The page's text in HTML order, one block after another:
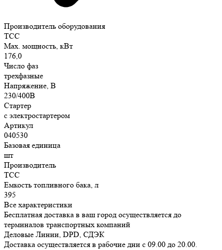
Производитель оборудования
ТСС
Max. мощность, кВт
176,0
Число фаз
трехфазные
Напряжение, В
230/400В
Стартер
с электростартером
Артикул
040530
Базовая единица
шт
Производитель
ТСС
Емкость топливного бака, л
395
Все характеристики
Бесплатная доставка в ваш город осуществляется до
терминалов транспортных компаний
Деловые Линии, DPD, СДЭК
Доставка осуществляется в рабочие дни с 09.00 до 20.00.